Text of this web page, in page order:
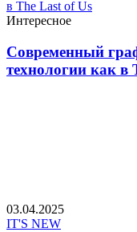
Интересное
Современный
технологии как в
03.04.2025
IT'S NEW